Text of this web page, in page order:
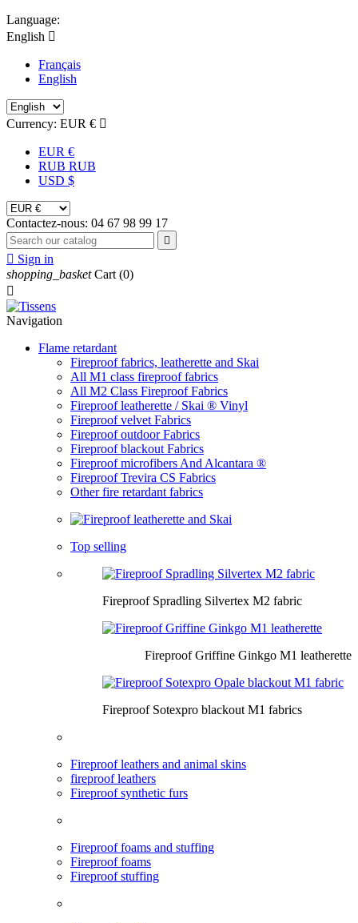
Language:
English 
Français
English
Currency: EUR € 
EUR €
RUB RUB
USD $
Contactez-nous: 04 67 98 99 17

 Sign in
shopping_basket Cart (0)

Navigation
Flame retardant
Fireproof fabrics, leatherette and Skai
All M1 class fireproof fabrics
All M2 Class Fireproof Fabrics
Fireproof leatherette / Skai ® Vinyl
Fireproof velvet Fabrics
Fireproof outdoor Fabrics
Fireproof blackout Fabrics
Fireproof microfibers And Alcantara ®
Fireproof Trevira CS Fabrics
Other fire retardant fabrics
Top selling
Fireproof Spradling Silvertex M2 fabric
Fireproof Griffine Ginkgo M1 leatherette
Fireproof Sotexpro blackout M1 fabrics
Fireproof leathers and animal skins
fireproof leathers
Fireproof synthetic furs
Fireproof foams and stuffing
Fireproof foams
Fireproof stuffing